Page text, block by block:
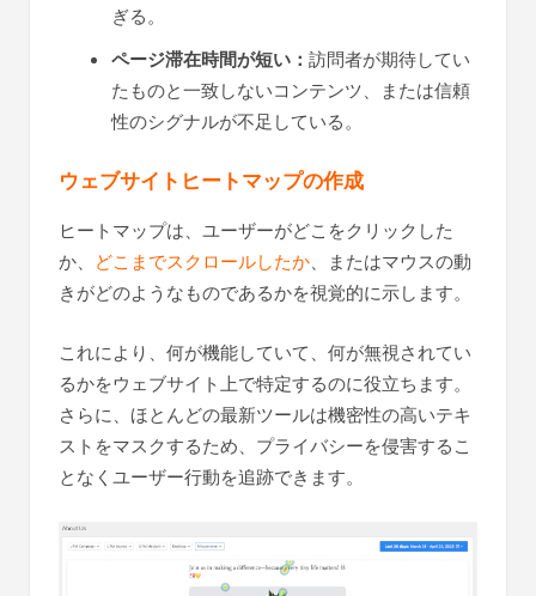
ぎる。
ページ滞在時間が短い： 訪問者が期待してい
たものと一致しないコンテンツ、または信頼
性のシグナルが不足している。
ウェブサイトヒートマップの作成
ヒートマップは、ユーザーがどこをクリックした
か、 どこまでスクロールしたか、またはマウスの動
きがどのようなものであるかを視覚的に示します。
これにより、何が機能していて、何が無視されてい
るかをウェブサイト上で特定するのに役立ちます。
さらに、ほとんどの最新ツールは機密性の高いテキ
ストをマスクするため、プライバシーを侵害するこ
となくユーザー行動を追跡できます。